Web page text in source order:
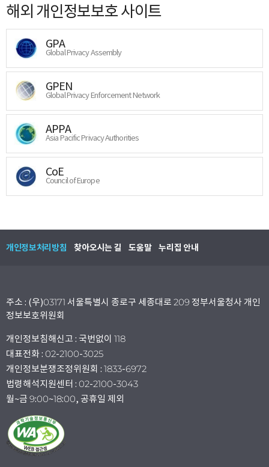
해외 개인정보보호 사이트
GPA
Global Privacy Assembly
GPEN
Global Privacy Enforcement Network
APPA
Asia Pacific Privacy Authorities
CoE
Council of Europe
개인정보처리방침 찾아오시는 길 도움말 누리집 안내
주소 : (우)03171 서울특별시 종로구 세종대로 209 정부서울청사 개인
정보보호위원회
개인정보침해신고 : 국번없이 118
대표전화 : 02-2100-3025
개인정보분쟁조정위원회 : 1833-6972
법령해석지원센터 : 02-2100-3043
월~금 9:00~18:00, 공휴일 제외